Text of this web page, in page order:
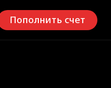
Пополнить счет